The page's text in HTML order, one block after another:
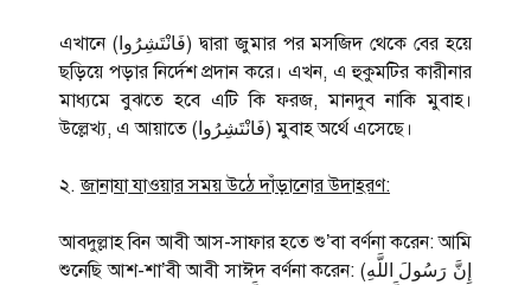
এখানে (فَانْتَشِرُوا) দ্বারা জুমার পর মসজিদ থেকে বের হয়ে
ছড়িয়ে পড়ার নির্দেশ প্রদান করে। এখন, এ হুকুমটির কারীনার
মাধ্যমে বুঝতে হবে এটি কি ফরজ, মানদুব নাকি মুবাহ।
উল্লেখ্য, এ আয়াতে (فَانْتَشِرُوا) মুবাহ অর্থে এসেছে।
২.জানাযা যাওয়ার সময় উঠে দাঁড়ানোর উদাহরণ:
আবদুল্লাহ বিন আবী আস-সাফার হতে শু’বা বর্ণনা করেন: আমি
শুনেছি আশ-শা’বী আবী সাঈদ বর্ণনা করেন: (إِنَّ رَسُولَ اللَّهِ